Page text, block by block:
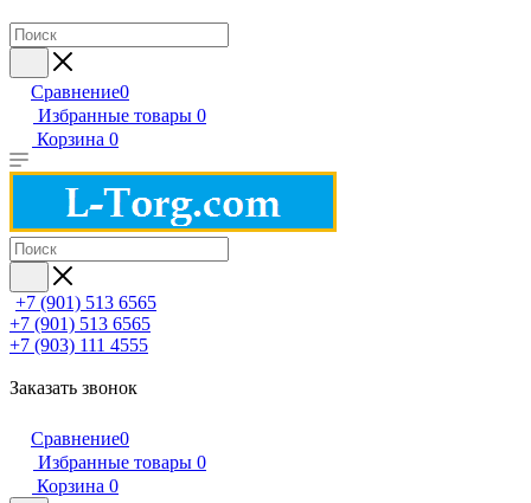
Сравнение0
Избранные товары 0
Корзина 0
+7 (901) 513 6565
+7 (901) 513 6565
+7 (903) 111 4555
Заказать звонок
Сравнение0
Избранные товары 0
Корзина 0